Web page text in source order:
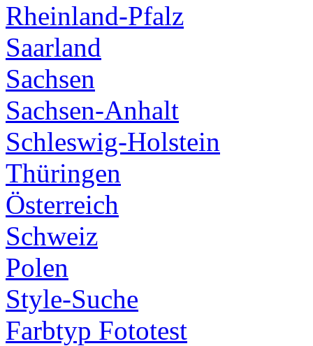
Rheinland-Pfalz
Saarland
Sachsen
Sachsen-Anhalt
Schleswig-Holstein
Thüringen
Österreich
Schweiz
Polen
Style-Suche
Farbtyp Fototest